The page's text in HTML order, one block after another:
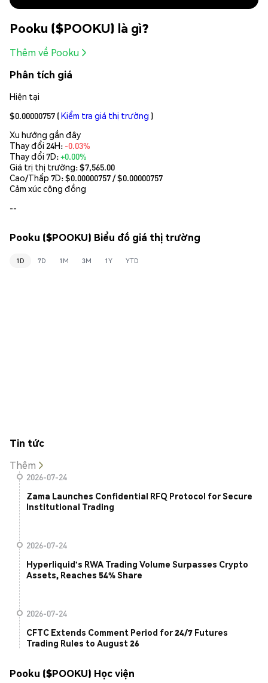
Pooku ($POOKU) là gì?
Thêm về Pooku
Phân tích giá
Hiện tại
$0.00000757 (Kiểm tra giá thị trường )
Xu hướng gần đây
Thay đổi 24H: -0.03%
Thay đổi 7D:+0.00%
Giá trị thị trường:$7,565.00
Cao/Thấp 7D: $0.00000757/ $0.00000757
Cảm xúc cộng đồng
--
Pooku ($POOKU) Biểu đồ giá thị trường
1D 7D 1M 3M 1Y YTD
Tin tức
Thêm
2026-07-24
Zama Launches Confidential RFQ Protocol for Secure
Institutional Trading
2026-07-24
Hyperliquid's RWA Trading Volume Surpasses Crypto
Assets, Reaches 54% Share
2026-07-24
CFTC Extends Comment Period for 24/7 Futures
Trading Rules to August 26
Pooku ($POOKU) Học viện